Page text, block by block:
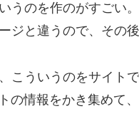
うのを作のがすごい。
ジと違うので、その
こういうのをサイト
の情報をかき集めて